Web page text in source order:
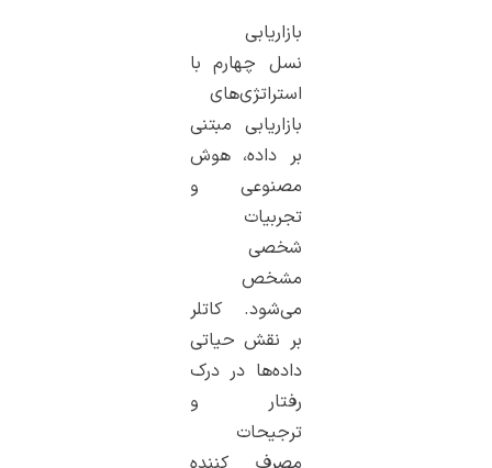
بازاریابی
نسل چهارم با
استراتژی‌های
بازاریابی مبتنی
بر داده، هوش
مصنوعی و
تجربیات
شخصی
مشخص
می‌شود. کاتلر
بر نقش حیاتی
داده‌ها در درک
رفتار و
ترجیحات